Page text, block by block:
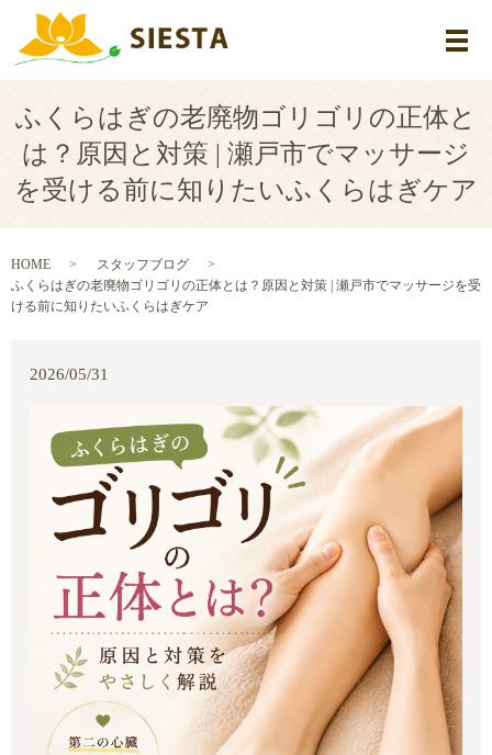
メ
ふくらはぎの老廃物ゴリゴリの正体と
は？原因と対策 | 瀬戸市でマッサージ
を受ける前に知りたいふくらはぎケア
HOME
スタッフブログ
ふくらはぎの老廃物ゴリゴリの正体とは？原因と対策 | 瀬戸市でマッサージを受
ける前に知りたいふくらはぎケア
2026/05/31